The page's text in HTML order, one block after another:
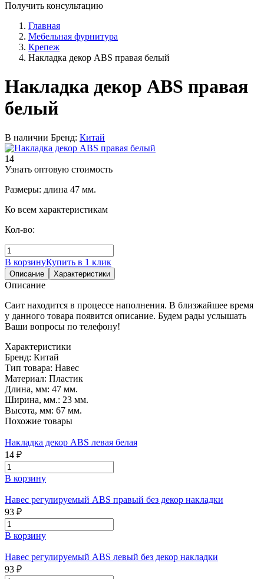
Получить консультацию
Главная
Мебельная фурнитура
Крепеж
Накладка декор ABS правая белый
Накладка декор ABS правая
белый
В наличии Бренд: Китай
14
Узнать оптовую стоимость
Размеры: длина 47 мм.
Ко всем характеристикам
Кол-во:
В корзинуКупить в 1 клик
Описание Характеристики
Описание
Саит находится в процессе наполнения. В близжайшее время
у данного товара появится описание. Будем рады услышать
Ваши вопросы по телефону!
Характеристики
Бренд: Китай
Тип товара: Навес
Материал: Пластик
Длина, мм: 47 мм.
Ширина, мм.: 23 мм.
Высота, мм: 67 мм.
Похожие товары
Накладка декор ABS левая белая
14 ₽
В корзину
Навес регулируемый ABS правый без декор накладки
93 ₽
В корзину
Навес регулируемый ABS левый без декор накладки
93 ₽